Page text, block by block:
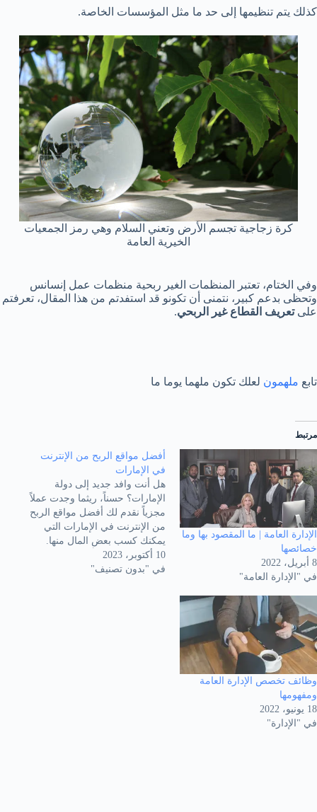
كذلك يتم تنظيمها إلى حد ما مثل المؤسسات الخاصة.
كرة زجاجية تجسم الأرض وتعني السلام وهي رمز الجمعيات
الخيرية العامة
وفي الختام، تعتبر المنظمات الغير ربحية منظمات عمل إنسانس
وتحظى بدعم كبير، نتمنى أن تكونو قد استفدتم من هذا المقال، تعرفتم
علىتعريف القطاع غير الربحي.
تابع ملهمون لعلك تكون ملهما يوما ما
مرتبط
الإدارة العامة | ما المقصود بها وما
خصائصها
8 أبريل، 2022
في "الإدارة العامة"
أفضل مواقع الربح من الإنترنت
في الإمارات
هل أنت وافد جديد إلى دولة
الإمارات؟ حسناً، ريثما وجدت عملاً
مجزياً نقدم لك أفضل مواقع الربح
من الإنترنت في الإمارات التي
يمكنك كسب بعض المال منها.
فنحن نعرف جميعاً تكاليف
المعيشة الباهظة في مدن مثل
10 أكتوبر، 2023
في "بدون تصنيف"
وظائف تخصص الإدارة العامة
ومفهومها
18 يونيو، 2022
في "الإدارة"